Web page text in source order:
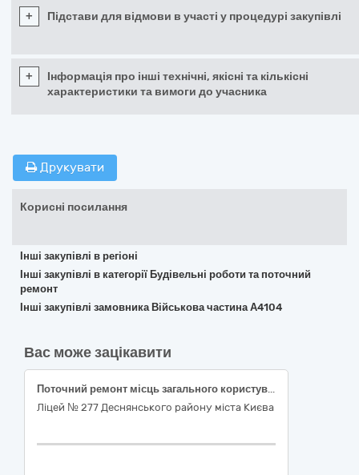
+ Підстави для відмови в участі у процедурі закупівлі
+
Інформація про інші технічні, якісні та кількісні
характеристики та вимоги до учасника
Друкувати
Корисні посилання
Інші закупівлі в регіоні
Інші закупівлі в категорії Будівельні роботи та поточний
ремонт
Інші закупівлі замовника Військова частина А4104
Вас може зацікавити
Поточний ремонт місць загального користування в Ліцеї № 277 Деснянського району міста Києва за адресою: вул. Сержа Лифаря, 6 за ЄЗС ДК 021:2015 код 45450000-6 «Інші завершальні будівельні роботи»
Ліцей № 277 Деснянського району міста Києва